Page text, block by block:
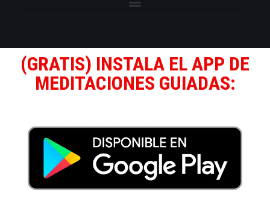
(GRATIS) INSTALA EL APP DE
MEDITACIONES GUIADAS: